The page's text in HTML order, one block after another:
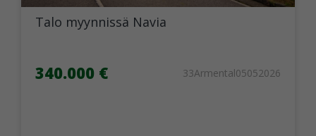
Talo myynnissä Navia
340.000 € 33Armental05052026